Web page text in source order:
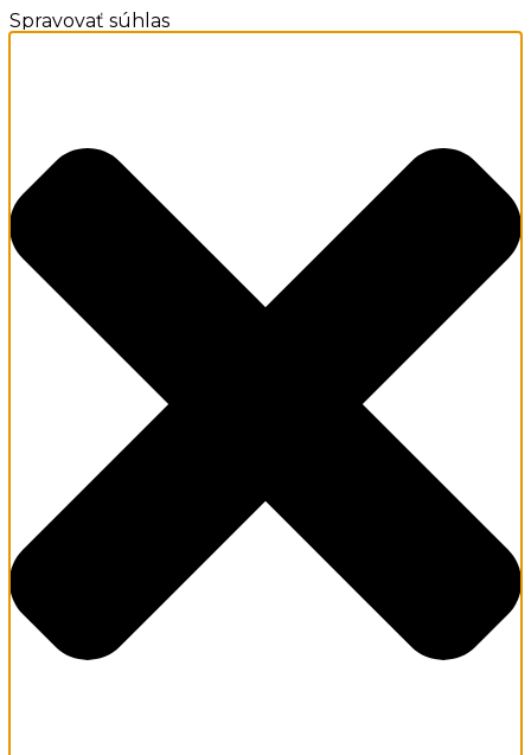
Spravovať súhlas